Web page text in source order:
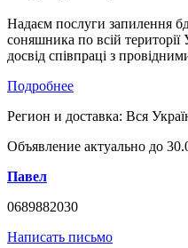
Надаєм послуги запилення
соняшника по всій
досвід співпраці з
Подробнее
Регион и доставка: Вся
Объявление актуально до
Павел
0689882030
Написать письмо